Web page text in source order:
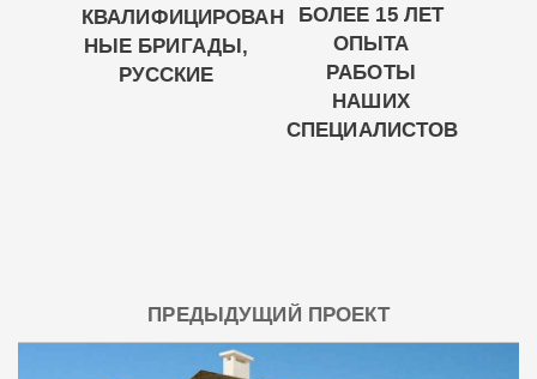
КВАЛИФИЦИРОВАН
НЫЕ БРИГАДЫ,
РУССКИЕ
БОЛЕЕ 15 ЛЕТ
ОПЫТА
РАБОТЫ
НАШИХ
СПЕЦИАЛИСТОВ
ПРЕДЫДУЩИЙ ПРОЕКТ